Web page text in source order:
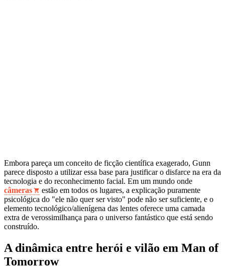
Embora pareça um conceito de ficção científica exagerado, Gunn
parece disposto a utilizar essa base para justificar o disfarce na era da
tecnologia e do reconhecimento facial. Em um mundo onde
câmeras
estão em todos os lugares, a explicação puramente
psicológica do "ele não quer ser visto" pode não ser suficiente, e o
elemento tecnológico/alienígena das lentes oferece uma camada
extra de verossimilhança para o universo fantástico que está sendo
construído.
A dinâmica entre herói e vilão em Man of
Tomorrow